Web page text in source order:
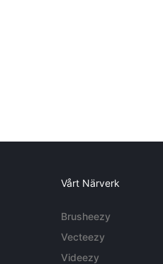
Vårt Närverk
Brusheezy
Vecteezy
Videezy